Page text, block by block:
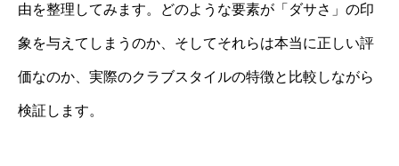
由を整理してみます。どのような要素が「ダサさ」の印
象を与えてしまうのか、そしてそれらは本当に正しい評
価なのか、実際のクラブスタイルの特徴と比較しながら
検証します。